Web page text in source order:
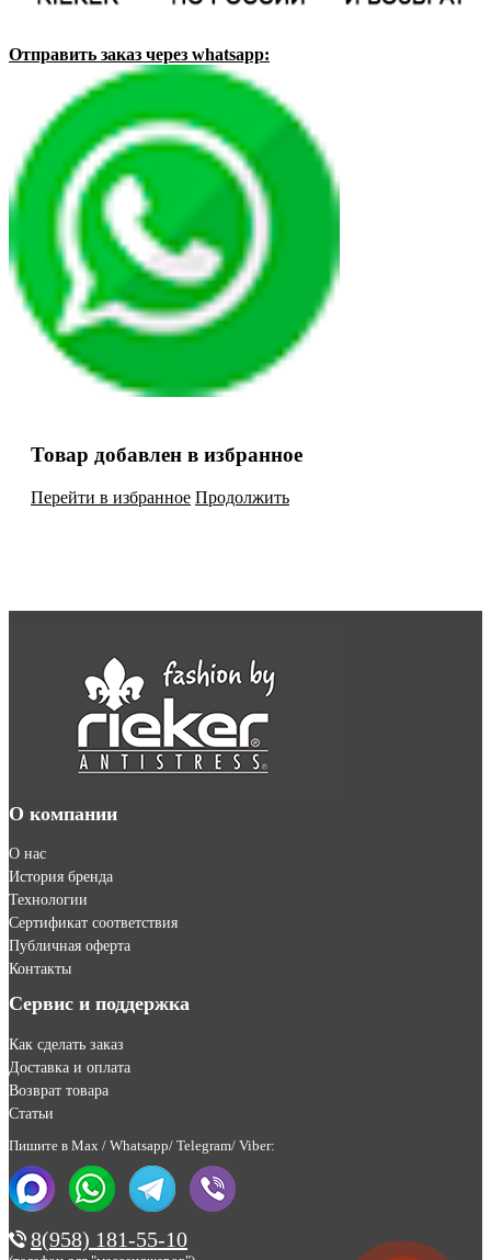
Отправить заказ через whatsapp:
Товар добавлен в избранное
Перейти в избранное Продолжить
О компании
О нас
История бренда
Технологии
Сертификат соответствия
Публичная оферта
Контакты
Сервис и поддержка
Как сделать заказ
Доставка и оплата
Возврат товара
Статьи
Пишите в Max / Whatsapp/ Telegram/ Viber:
8(958) 181-55-10